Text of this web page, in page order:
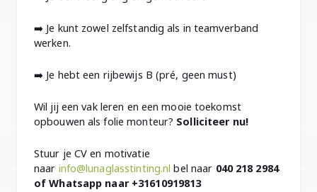
➡️ Je kunt zowel zelfstandig als in teamverband
werken.
➡️ Je hebt een rijbewijs B (pré, geen must)
Wil jij een vak leren en een mooie toekomst
opbouwen als folie monteur? Solliciteer nu!
Stuur je CV en motivatie
naar info@lunaglasstinting.nl bel naar 040 218 2984
of Whatsapp naar +31610919813